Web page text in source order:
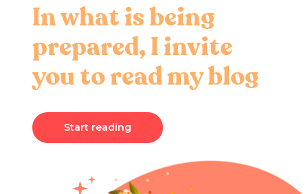
In what is being
prepared, I invite
you to read my blog
Start reading